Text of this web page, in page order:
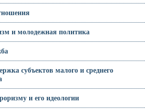
и молодежная политика
субъектов малого и среднего
и его идеологии